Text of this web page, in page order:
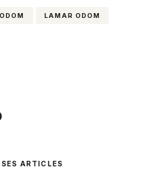
LAMAR ODOM
ARTICLES